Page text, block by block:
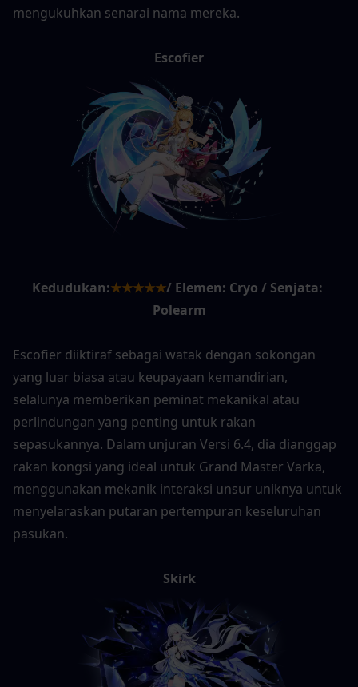
mengukuhkan senarai nama mereka.
Escofier
Kedudukan:★★★★★/ Elemen: Cryo / Senjata:
Polearm
Escofier diiktiraf sebagai watak dengan sokongan
yang luar biasa atau keupayaan kemandirian,
selalunya memberikan peminat mekanikal atau
perlindungan yang penting untuk rakan
sepasukannya. Dalam unjuran Versi 6.4, dia dianggap
rakan kongsi yang ideal untuk Grand Master Varka,
menggunakan mekanik interaksi unsur uniknya untuk
menyelaraskan putaran pertempuran keseluruhan
pasukan.
Skirk